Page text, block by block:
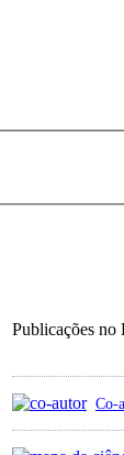
Publicações no
Co-